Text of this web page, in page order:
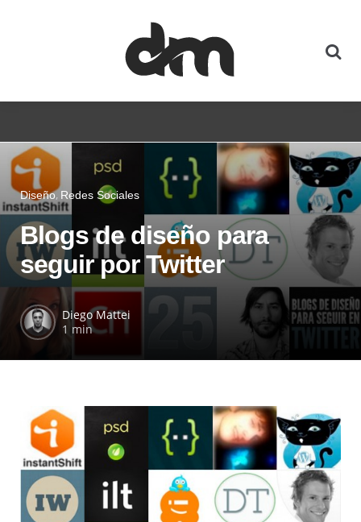
Diseño Redes Sociales
Blogs de diseño para
seguir por Twitter
Diego Mattei
1 min